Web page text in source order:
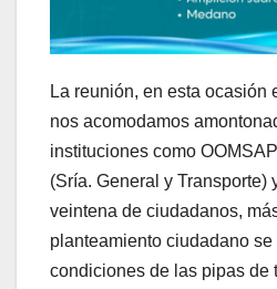
La reunión, en esta ocasión
nos acomodamos
instituciones como
(Sría. General y Transporte)
veintena de ciudadanos,
planteamiento ciudadano
condiciones de las pipas de